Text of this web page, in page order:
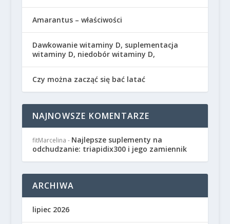
Amarantus – właściwości
Dawkowanie witaminy D, suplementacja
witaminy D, niedobór witaminy D,
Czy można zacząć się bać latać
NAJNOWSZE KOMENTARZE
fitMarcelina - Najlepsze suplementy na
odchudzanie: triapidix300 i jego zamiennik
ARCHIWA
lipiec 2026